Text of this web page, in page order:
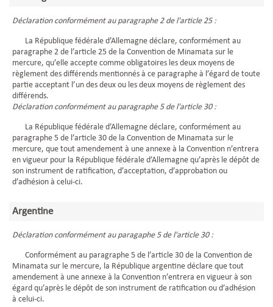
Déclaration conformément au paragraphe 2 de l'article 25 :
La République fédérale d’Allemagne déclare, conformément au
paragraphe 2 de l’article 25 de la Convention de Minamata sur le
mercure, qu’elle accepte comme obligatoires les deux moyens de
règlement des différends mentionnés à ce paragraphe à l’égard de toute
partie acceptant l’un des deux ou les deux moyens de règlement des
différends.
Déclaration conformément au paragraphe 5 de l'article 30 :
La République fédérale d’Allemagne déclare, conformément au
paragraphe 5 de l’article 30 de la Convention de Minamata sur le
mercure, que tout amendement à une annexe à la Convention n’entrera
en vigueur pour la République fédérale d’Allemagne qu’après le dépôt de
son instrument de ratification, d’acceptation, d’approbation ou
d’adhésion à celui-ci.
Argentine
Déclaration conformément au paragaphe 5 de l'article 30 :
Conformément au paragraphe 5 de l’article 30 de la Convention de
Minamata sur le mercure, la République argentine déclare que tout
amendement à une annexe à la Convention n’entrera en vigueur à son
égard qu’après le dépôt de son instrument de ratification ou d’adhésion
à celui-ci.